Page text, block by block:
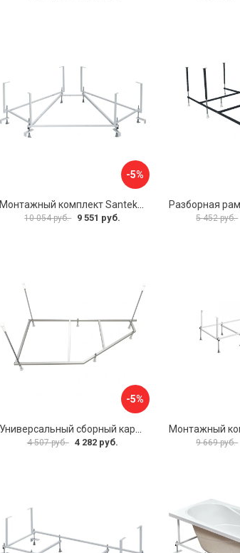
-5%
Монтажный комплект Santek КАРИБЫ 1.WH11.2.430 00000046546
10 054 руб. 9 551 руб. 5 452 руб.
-5%
4 507 руб. 4 282 руб. 9 669 руб.